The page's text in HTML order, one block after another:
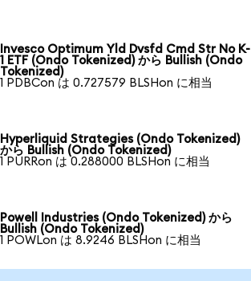
Invesco Optimum Yld Dvsfd Cmd Str No K-
1 ETF (Ondo Tokenized) から Bullish (Ondo
Tokenized)
1 PDBCon は 0.727579 BLSHon に相当
Hyperliquid Strategies (Ondo Tokenized)
から Bullish (Ondo Tokenized)
1 PURRon は 0.288000 BLSHon に相当
Powell Industries (Ondo Tokenized) から
Bullish (Ondo Tokenized)
1 POWLon は 8.9246 BLSHon に相当